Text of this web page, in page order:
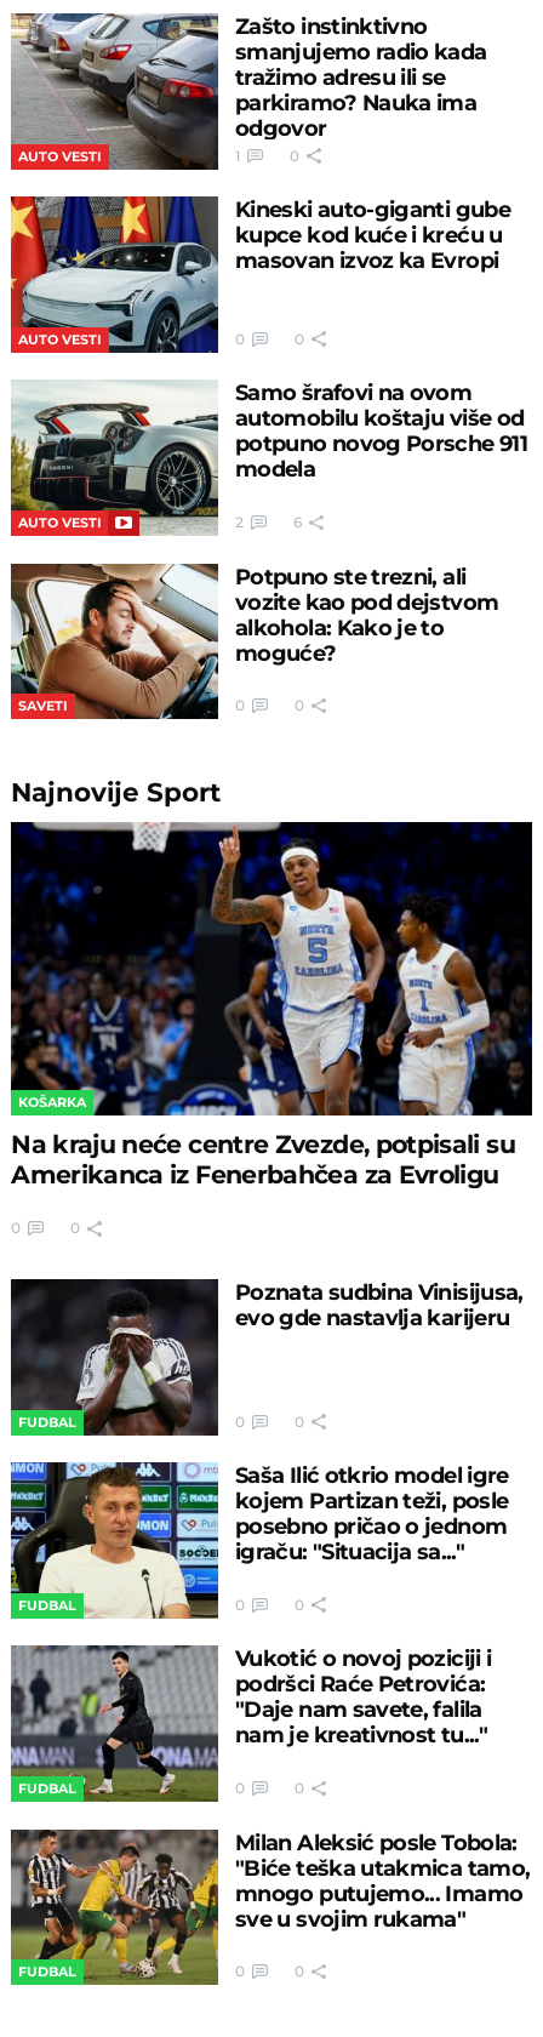
AUTO VESTI
Zašto instinktivno
smanjujemo radio kada
tražimo adresu ili se
parkiramo? Nauka ima
odgovor
1 0
AUTO VESTI
Kineski auto-giganti gube
kupce kod kuće i kreću u
masovan izvoz ka Evropi
0 0
AUTO VESTI
Samo šrafovi na ovom
automobilu koštaju više od
potpuno novog Porsche 911
modela
2 6
SAVETI
Potpuno ste trezni, ali
vozite kao pod dejstvom
alkohola: Kako je to
moguće?
0 0
NajnovijeSport
KOŠARKA
Na kraju neće centre Zvezde, potpisali su
Amerikanca iz Fenerbahčea za Evroligu
0 0
FUDBAL
Poznata sudbina Vinisijusa,
evo gde nastavlja karijeru
0 0
FUDBAL
Saša Ilić otkrio model igre
kojem Partizan teži, posle
posebno pričao o jednom
igraču: "Situacija sa..."
0 0
FUDBAL
Vukotić o novoj poziciji i
podršci Raće Petrovića:
"Daje nam savete, falila
nam je kreativnost tu..."
0 0
FUDBAL
Milan Aleksić posle Tobola:
"Biće teška utakmica tamo,
mnogo putujemo... Imamo
sve u svojim rukama"
0 0